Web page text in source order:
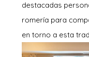
destacadas
romería para
en torno a esta